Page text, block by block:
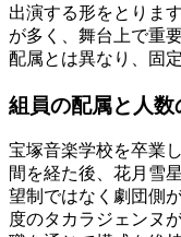
出演する形をとりま
が多く、舞台上で重
配属とは異なり、固
組員の配属と人数
宝塚音楽学校を卒業
間を経た後、花月雪
望制ではなく劇団側
度のタカラジェンヌ